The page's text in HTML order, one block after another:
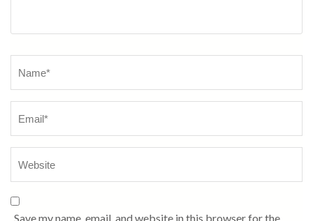
Save my name, email, and website in this browser for the